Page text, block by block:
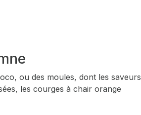
ou des moules, dont les saveurs
les courges à chair orange